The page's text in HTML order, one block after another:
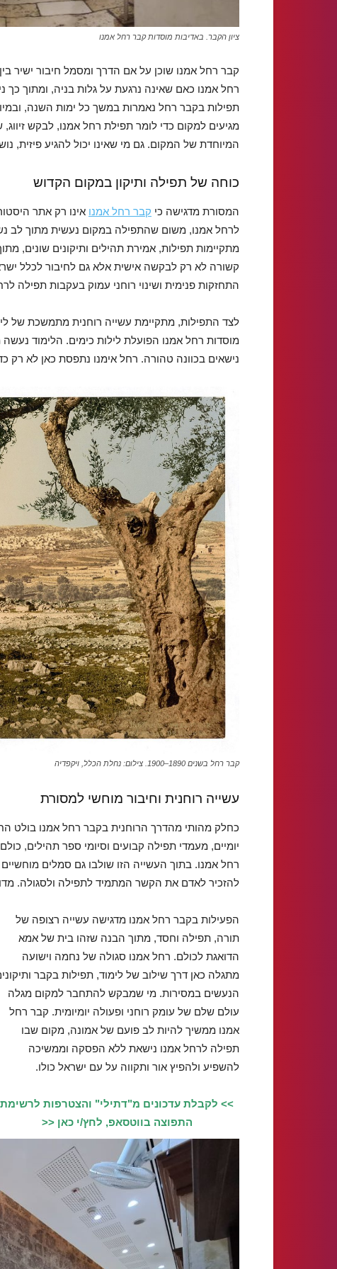
ציון הקבר. באדיבות מוסדות קבר רחל אמנו
קבר רחל אמנו שוכן על אם הדרך ומסמל חיבור ישיר
רחל אמנו כאם שאינה נרגעת על גלות בניה, ומתוך
תפילות בקבר רחל נאמרות במשך כל ימות השנה,
מגיעים למקום כדי לומר תפילת רחל אמנו, לבקש
המיוחדת של המקום. גם מי שאינו יכול להגיע פיזית,
כוחה של תפילה ותיקון במקום הקדוש
המסורת מדגישה כי קבר רחל אמנו אינו רק אתר
לרחל אמנו, משום שהתפילה במקום נעשית מתוך לב
מתקיימות תפילות, אמירת תהילים ותיקונים שונים,
קשורה לא רק לבקשה אישית אלא גם לחיבור לכלל
התחזקות פנימית ושינוי רוחני עמוק בעקבות תפילה
לצד התפילות, מתקיימת עשייה רוחנית מתמשכת של
מוסדות רחל אמנו הפועלת לילות כימים. הלימוד
נישאים בכוונה טהורה. רחל אימנו נתפסת כאן לא
קבר רחל בשנים 1890–1900. צילום: נחלת הכלל, ויקפדיה
עשייה רוחנית וחיבור מוחשי למסורת
כחלק מהותי מהדרך הרוחנית בקבר רחל אמנו בולט
יומיים, מעמדי תפילה קבועים וסיומי ספר תהילים,
רחל אמנו. בתוך העשייה הזו שולבו גם סמלים
להזכיר לאדם את הקשר המתמיד לתפילה ולסגולה.
הפעילות בקבר רחל אמנו מדגישה עשייה רצופה של
תורה, תפילה וחסד, מתוך הבנה שזהו בית של אמא
הדואגת לכולם. רחל אמנו סגולה של נחמה וישועה
מתגלה כאן דרך שילוב של לימוד, תפילות בקבר
הנעשים במסירות. מי שמבקש להתחבר למקום מגלה
עולם שלם של עומק רוחני ופעולה יומיומית. קבר רחל
אמנו ממשיך להיות לב פועם של אמונה, מקום שבו
תפילה לרחל אמנו נישאת ללא הפסקה וממשיכה
להשפיע ולהפיץ אור ותקווה על עם ישראל כולו.
>> לקבלת עדכונים מ"דתילי" והצטרפות לרשימת
התפוצה בווטסאפ, לחץ/י כאן <<